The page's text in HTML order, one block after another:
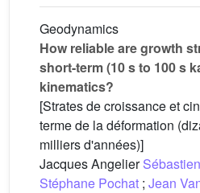
Geodynamics
How reliable are growth
short-term (10 s to 100 s
kinematics?
[Strates de croissance et
terme de la déformation
milliers d'années)]
Jacques Angelier
Stéphane Pochat ; Jean